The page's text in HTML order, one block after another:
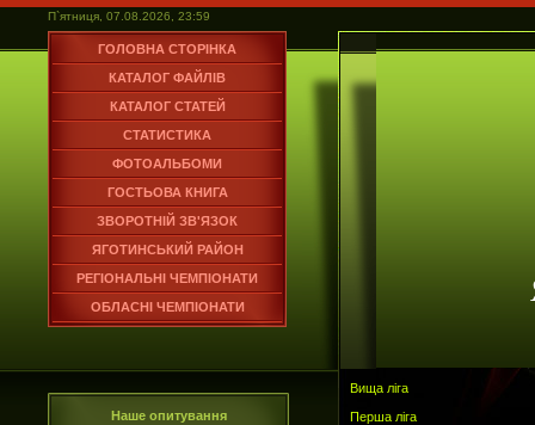
П`ятниця, 07.08.2026, 23:59
ГОЛОВНА СТОРІНКА
КАТАЛОГ ФАЙЛІВ
КАТАЛОГ СТАТЕЙ
СТАТИСТИКА
ФОТОАЛЬБОМИ
ГОСТЬОВА КНИГА
ЗВОРОТНІЙ ЗВ'ЯЗОК
ЯГОТИНСЬКИЙ РАЙОН
РЕГІОНАЛЬНІ ЧЕМПІОНАТИ
ОБЛАСНІ ЧЕМПІОНАТИ
Наше опитування
Вища ліга
Перша ліга